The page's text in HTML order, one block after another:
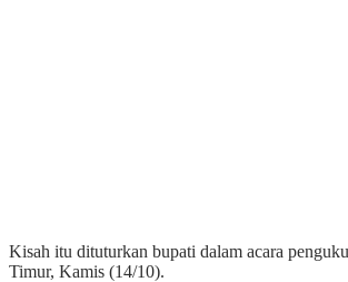
Kisah itu dituturkan bupati dalam acara
Timur, Kamis (14/10).